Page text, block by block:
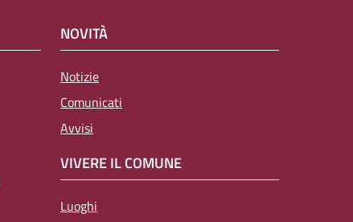
NOVITÀ
Notizie
Comunicati
Avvisi
VIVERE IL COMUNE
Luoghi